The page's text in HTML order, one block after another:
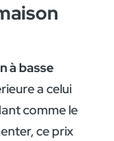
à basse
a celui
comme le
ce prix